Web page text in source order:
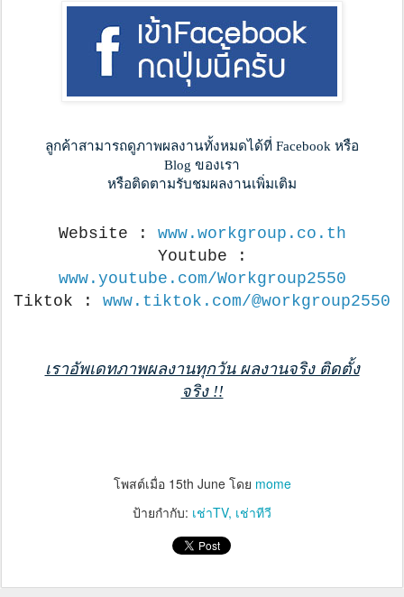
ลูกค้าสามารถดูภาพผลงานทั้งหมดได้ที่ Facebook หรือ
Blog ของเรา
หรือติดตามรับชมผลงานเพิ่มเติม
Website : www.workgroup.co.th
Youtube :
www.youtube.com/Workgroup2550
Tiktok : www.tiktok.com/@workgroup2550
เราอัพเดทภาพผลงานทุกวัน ผลงานจริง ติดตั้ง
จริง !!
โพสต์เมื่อ 15th Juneโดย mome
ป้ายกำกับ: เช่าTV เช่าทีวี